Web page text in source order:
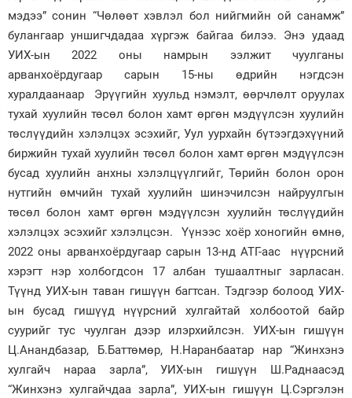
мэдээ” сонин “Чөлөөт хэвлэл бол нийгмийн ой санамж”
булангаар уншигчдадаа хүргэж байгаа билээ. Энэ удаад
УИХ-ын 2022 оны намрын ээлжит чуулганы
арванхоёрдугаар сарын 15-ны өдрийн нэгдсэн
хуралдаанаар Эрүүгийн хуульд нэмэлт, өөрчлөлт оруулах
тухай хуулийн төсөл болон хамт өргөн мэдүүлсэн хуулийн
төслүүдийн хэлэлцэх эсэхийг, Уул уурхайн бүтээгдэхүүний
биржийн тухай хуулийн төсөл болон хамт өргөн мэдүүлсэн
бусад хуулийн анхны хэлэлцүүлгийг, Төрийн болон орон
нутгийн өмчийн тухай хуулийн шинэчилсэн найруулгын
төсөл болон хамт өргөн мэдүүлсэн хуулийн төслүүдийн
хэлэлцэх эсэхийг хэлэлцсэн. Үүнээс хоёр хоногийн өмнө,
2022 оны арванхоёрдугаар сарын 13-нд АТГ-аас нүүрсний
хэрэгт нэр холбогдсон 17 албан тушаалтныг зарласан.
Түүнд УИХ-ын таван гишүүн багтсан. Тэдгээр болоод УИХ-
ын бусад гишүүд нүүрсний хулгайтай холбоотой байр
суурийг тус чуулган дээр илэрхийлсэн. УИХ-ын гишүүн
Ц.Анандбазар, Б.Баттөмөр, Н.Наранбаатар нар “Жинхэнэ
хулгайч нараа зарла”, УИХ-ын гишүүн Ш.Раднаасэд
“Жинхэнэ хулгайчдаа зарла”, УИХ-ын гишүүн Ц.Сэргэлэн